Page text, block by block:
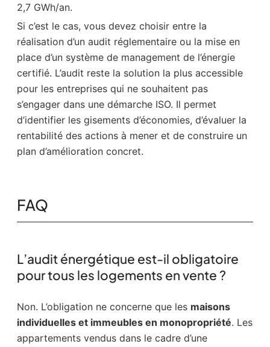
2,7 GWh/an.
Si c’est le cas, vous devez choisir entre la
réalisation d’un audit réglementaire ou la mise en
place d’un système de management de l’énergie
certifié. L’audit reste la solution la plus accessible
pour les entreprises qui ne souhaitent pas
s’engager dans une démarche ISO. Il permet
d’identifier les gisements d’économies, d’évaluer la
rentabilité des actions à mener et de construire un
plan d’amélioration concret.
FAQ
L’audit énergétique est-il obligatoire
pour tous les logements en vente ?
Non. L’obligation ne concerne que les maisons
individuelles et immeubles en monopropriété. Les
appartements vendus dans le cadre d’une